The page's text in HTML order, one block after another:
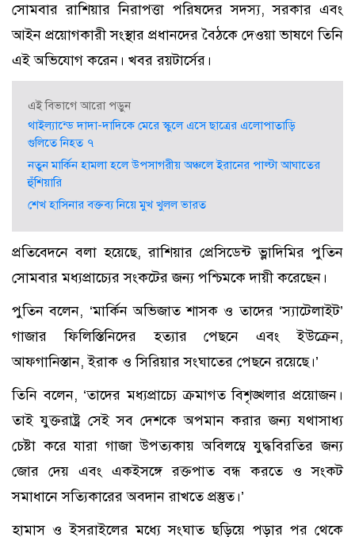
সোমবার রাশিয়ার নিরাপত্তা পরিষদের সদস্য, সরকার এবং
আইন প্রয়োগকারী সংস্থার প্রধানদের বৈঠকে দেওয়া ভাষণে তিনি
এই অভিযোগ করেন। খবর রয়টার্সের।
এই বিভাগে আরো পড়ুন
থাইল্যান্ডে দাদা-দাদিকে মেরে স্কুলে এসে ছাত্রের এলোপাতাড়ি
গুলিতে নিহত ৭
নতুন মার্কিন হামলা হলে উপসাগরীয় অঞ্চলে ইরানের পাল্টা আঘাতের
হুঁশিয়ারি
শেখ হাসিনার বক্তব্য নিয়ে মুখ খুলল ভারত
প্রতিবেদনে বলা হয়েছে, রাশিয়ার প্রেসিডেন্ট ভ্লাদিমির পুতিন
সোমবার মধ্যপ্রাচ্যের সংকটের জন্য পশ্চিমকে দায়ী করেছেন।
পুতিন বলেন, ‘মার্কিন অভিজাত শাসক ও তাদের ‘স্যাটেলাইট’
গাজার ফিলিস্তিনিদের হত্যার পেছনে এবং ইউক্রেন,
আফগানিস্তান, ইরাক ও সিরিয়ার সংঘাতের পেছনে রয়েছে।’
তিনি বলেন, ‘তাদের মধ্যপ্রাচ্যে ক্রমাগত বিশৃঙ্খলার প্রয়োজন।
তাই যুক্তরাষ্ট্র সেই সব দেশকে অপমান করার জন্য যথাসাধ্য
চেষ্টা করে যারা গাজা উপত্যকায় অবিলম্বে যুদ্ধবিরতির জন্য
জোর দেয় এবং একইসঙ্গে রক্তপাত বন্ধ করতে ও সংকট
সমাধানে সত্যিকারের অবদান রাখতে প্রস্তুত।’
হামাস ও ইসরাইলের মধ্যে সংঘাত ছড়িয়ে পড়ার পর থেকে